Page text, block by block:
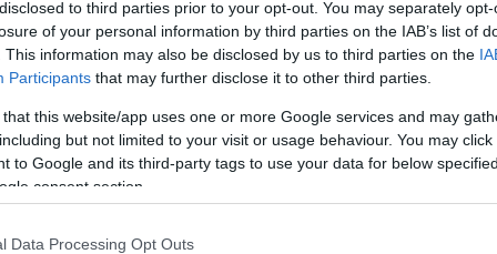
to third parties prior to your opt-out. You may separately
of your personal information by third parties on the IAB’s list of
This information may also be disclosed by us to third parties on the
Participants that may further disclose it to other third parties.
that this website/app uses one or more Google services and may
but not limited to your visit or usage behaviour. You may
to Google and its third-party tags to use your data for below
consent section.
Data Processing Opt Outs
és szeretik-e akkor is, ha hisztizik.
hogy egy kétéves direkt, rosszindulatból
neki sem jó, ő sem élvezi, de még túl
hogy képes legyen uralni önmagát, legyűrni
magában, könnyebb elfogadni a dacos
maradni, de ha a szülő látványosan